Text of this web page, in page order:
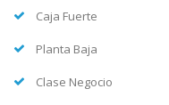
Caja Fuerte
Planta Baja
Clase Negocio